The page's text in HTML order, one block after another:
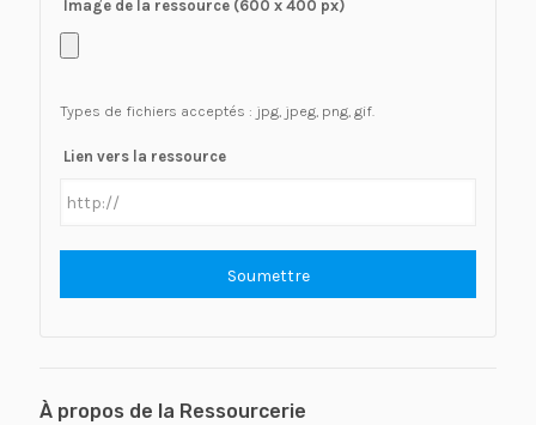
Image de la ressource (600 x 400 px)
Types de fichiers acceptés : jpg, jpeg, png, gif.
Lien vers la ressource
À propos de la Ressourcerie